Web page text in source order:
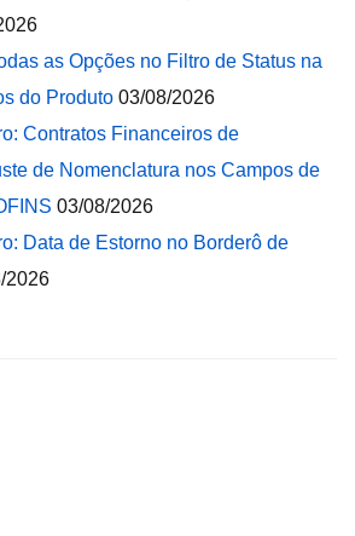
as Opções no Filtro de Status na
do Produto 03/08/2026
Contratos Financeiros de
de Nomenclatura nos Campos de
03/08/2026
Data de Estorno no Borderô de
2026